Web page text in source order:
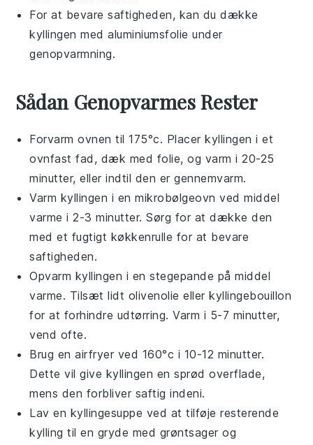
For at bevare saftigheden, kan du dække
kyllingen medaluminiumsfolie under
genopvarmning.
Sådan Genopvarmes Rester
Forvarm ovnen til 175°c. Placerkyllingen i et
ovnfast fad, dæk med folie, og varm i 20-25
minutter, eller indtil den er gennemvarm.
Varm kyllingen i en mikrobølgeovn ved middel
varme i 2-3 minutter. Sørg for at dække den
med et fugtigt køkkenrulle for at bevare
saftigheden.
Opvarm kyllingen i en stegepande på middel
varme. Tilsæt lidt olivenolie ellerkyllingebouillon
for at forhindre udtørring. Varm i 5-7 minutter,
vend ofte.
Brug en airfryer ved 160°c i 10-12 minutter.
Dette vil give kyllingen en sprød overflade,
mens den forbliver saftig indeni.
Lav en kyllingesuppe ved at tilføje resterende
kylling til en gryde med grøntsager og